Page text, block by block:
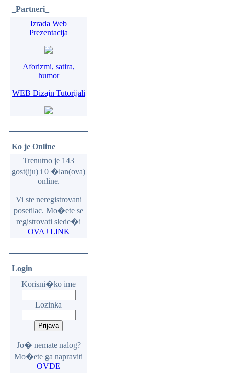
_Partneri_
Izrada Web
Prezentacija
Aforizmi, satira,
humor
WEB Dizajn Tutorijali
Ko je Online
Trenutno je 143
gost(iju) i 0 �lan(ova)
online.
Vi ste neregistrovani
posetilac. Mo�ete se
registrovati slede�i
OVAJ LINK
Login
Korisni�ko ime
Lozinka
Jo� nemate nalog?
Mo�ete ga napraviti
OVDE